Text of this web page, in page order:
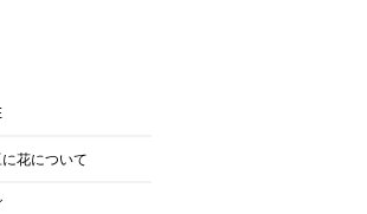
花について